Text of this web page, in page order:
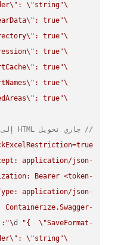
\"
\" : \"string
\"
\"
\"
\"
\"
\"
\"
\"
\"
\"
\"
\" : true}"
// جاري تحويل HTML إلى XML
-
application/json"
-
Bearer <token>"
-
application/json"
-
-
d "{ \"SaveFormat
\"
:
\"
\" : \"string